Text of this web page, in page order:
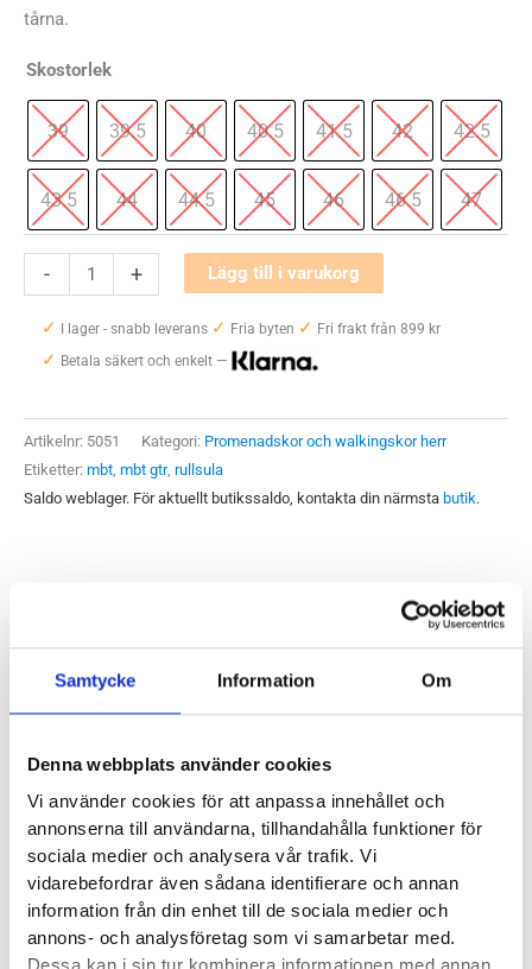
Samtycke Information Om
Denna webbplats använder cookies
Vi använder cookies för att anpassa innehållet och
annonserna till användarna, tillhandahålla funktioner för
sociala medier och analysera vår trafik. Vi
vidarebefordrar även sådana identifierare och annan
information från din enhet till de sociala medier och
annons- och analysföretag som vi samarbetar med.
tårna.
Skostorlek
39 39.5 40 40.5 41.5 42 42.5
43.5 44 44.5 45 46 46.5 47
-
GTR
mängd
+ Lägg till i varukorg
✓ I lager - snabb leverans ✓ Fria byten ✓ Fri frakt från 899 kr
✓ Betala säkert och enkelt —
Artikelnr: 5051 Kategori: Promenadskor och walkingskor herr
Etiketter: mbt mbt gtr, rullsula
Saldo weblager. För aktuellt butikssaldo, kontakta din närmsta butik.
Läst:Något bredare med rak läst
Butiker:Stockholm Hornstull, Stockholm Odengatan,
Stockholm Storgatan, Umeå, Uppsala, Östersund
MBT
MBT lanserades redan 1996 och har sedan dess både fått ett